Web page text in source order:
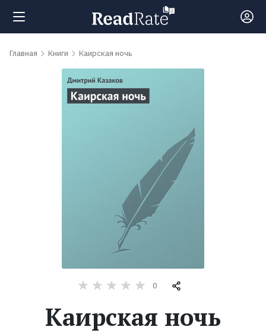
Поиск
Серии
Главная Книги Каирская ночь
0
Каирская ночь